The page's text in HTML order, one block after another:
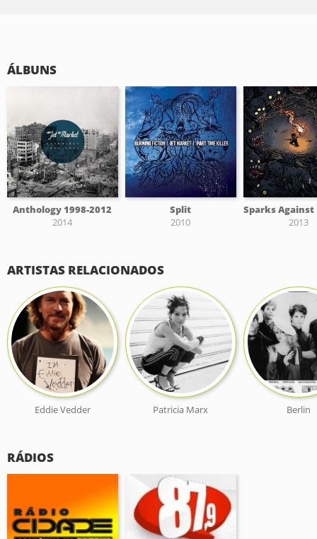
ÁLBUNS
Anthology 1998-2012
2014
Split
2010
2013
ARTISTAS RELACIONADOS
Eddie Vedder Patricia Marx Berlin
RÁDIOS